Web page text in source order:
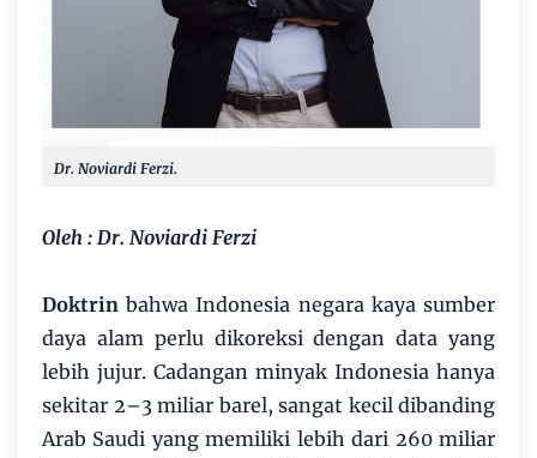
Dr. Noviardi Ferzi.
Oleh : Dr. Noviardi Ferzi
Doktrin bahwa Indonesia negara kaya sumber
daya alam perlu dikoreksi dengan data yang
lebih jujur. Cadangan minyak Indonesia hanya
sekitar 2–3 miliar barel, sangat kecil dibanding
Arab Saudi yang memiliki lebih dari 260 miliar